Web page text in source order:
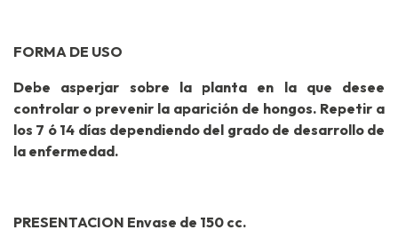
FORMA DE USO
Debe asperjar sobre la planta en la que desee
controlar o prevenir la aparición de hongos. Repetir a
los 7 ó 14 días dependiendo del grado de desarrollo de
la enfermedad.
PRESENTACION Envase de 150 cc.